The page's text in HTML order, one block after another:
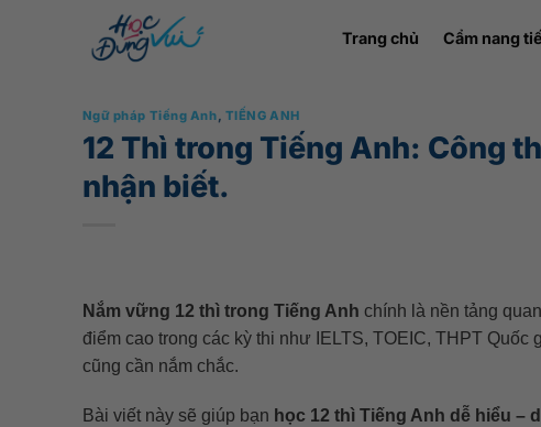
Trang chủ Cẩm nang
Ngữ pháp Tiếng Anh, TIẾNG ANH
12 Thì trong Tiếng Anh: Công
nhận biết.
Nắm vững 12 thì trong Tiếng Anh chính là nền tảng
điểm cao trong các kỳ thi như IELTS, TOEIC, THPT
cũng cần nắm chắc.
Bài viết này sẽ giúp bạn học 12 thì Tiếng Anh dễ hiểu –